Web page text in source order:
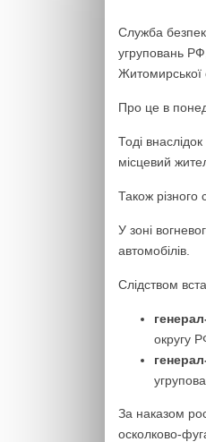
Служба
угруповань
Житомирської
Про це в
Тоді внаслідок
місцевий
Також різного
У зоні
автомобілів.
Слідством
округу
За наказом
осколково-